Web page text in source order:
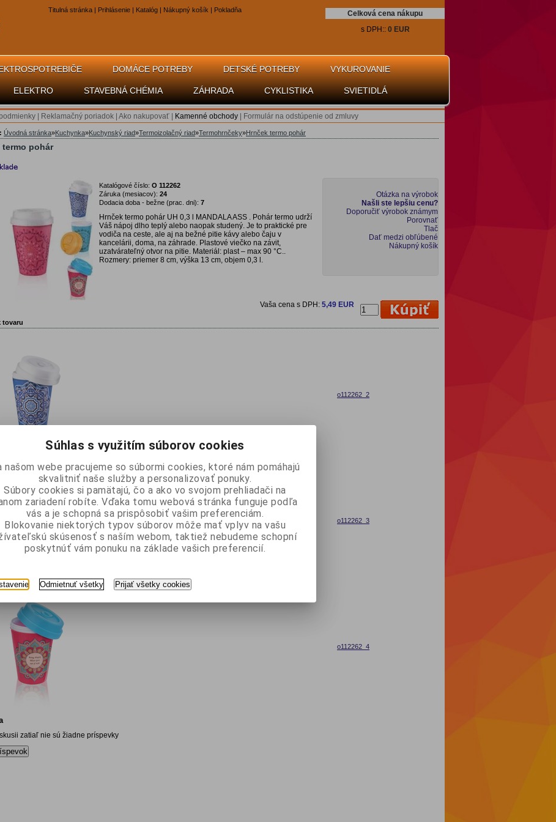
Titulná stránka | Prihlásenie | Katalóg | Nákupný košík | Pokladňa
Celková cena nákupu
s DPH:: 0 EUR
DOMÁCE POTREBY DETSKÉ POTREBY VYKUROVANIE
ELEKTRO STAVEBNÁ CHÉMIA ZÁHRADA CYKLISTIKA SVIETIDLÁ
Reklamačný poriadok Ako nakupovať Kamenné obchody Formulár na odstúpenie od zmluvy
Úvodná stránka»Kuchynka»Kuchynský riad»Termoizolačný riad»Termohrnčeky»Hrnček termo pohár
termo pohár
Otázka na výrobok
Našli ste lepšiu cenu?
Doporučiť výrobok známym
Porovnať
Tlač
Dať medzi obľúbené
Nákupný košík
Katalógové číslo: O 112262
Záruka (mesiacov): 24
Dodacia doba - bežne (prac. dni): 7
Hrnček termo pohár UH 0,3 l MANDALA ASS . Pohár termo udrží
Váš nápoj dlho teplý alebo naopak studený. Je to praktické pre
vodiča na ceste, ale aj na bežné pitie kávy alebo čaju v
kancelárii, doma, na záhrade. Plastové viečko na závit,
uzatvárateľný otvor na pitie. Materiál: plast – max 90 °C..
Rozmery: priemer 8 cm, výška 13 cm, objem 0,3 l.
Vaša cena s DPH: 5,49 EUR
tovaru
o112262_2
o112262_3
o112262_4
zatiaľ nie sú žiadne príspevky
Súhlas s využitím súborov cookies
našom webe pracujeme so súbormi cookies, ktoré nám pomáhajú
skvalitniť naše služby a personalizovať ponuky.
Súbory cookies si pamätajú, čo a ako vo svojom prehliadači na
zariadení robíte. Vďaka tomu webová stránka funguje podľa
vás a je schopná sa prispôsobiť vašim preferenciám.
Blokovanie niektorých typov súborov môže mať vplyv na vašu
skúsenosť s naším webom, taktiež nebudeme schopní
poskytnúť vám ponuku na základe vašich preferencií.
Odmietnuť všetky Prijať všetky cookies